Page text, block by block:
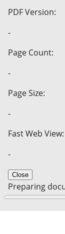
PDF Version:
-
Page Count:
-
Page Size:
-
Fast Web View:
-
Close
Preparing